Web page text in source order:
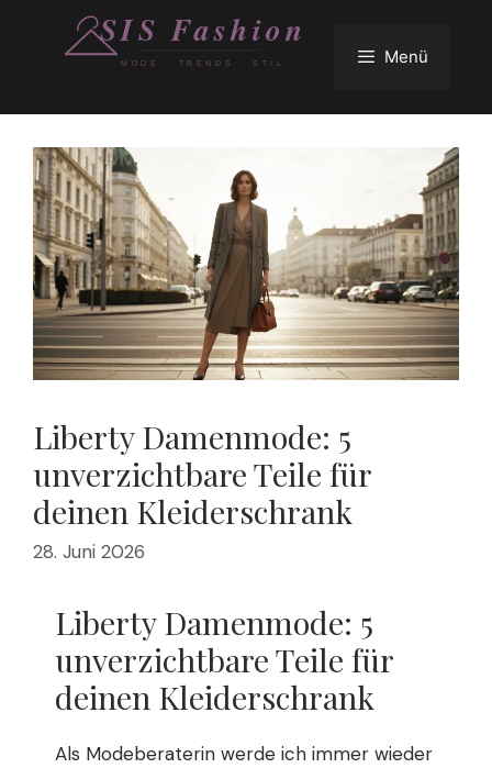
Menü
Liberty Damenmode: 5
unverzichtbare Teile für
deinen Kleiderschrank
28. Juni 2026
Liberty Damenmode: 5
unverzichtbare Teile für
deinen Kleiderschrank
Als Modeberaterin werde ich immer wieder